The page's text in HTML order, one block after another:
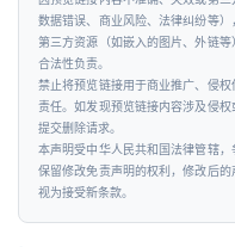
数据错误、商业风险、法律纠纷等
第三方资源（如嵌入的图片、外链等
合法性负责。
禁止将预览链接用于商业推广、侵
责任。如发现预览链接内容涉及侵
提交删除请求。
本声明受中华人民共和国法律管辖
保留修改免责声明的权利，修改后
视为接受新条款。